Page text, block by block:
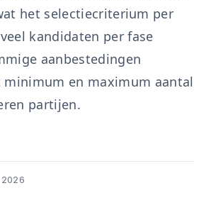
het selectiecriterium per
kandidaten per fase
aanbestedingen
minimum en maximum aantal
partijen.